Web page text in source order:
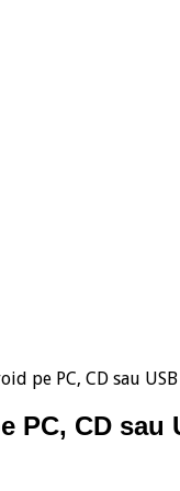
pe PC, CD sau USB
PC, CD sau